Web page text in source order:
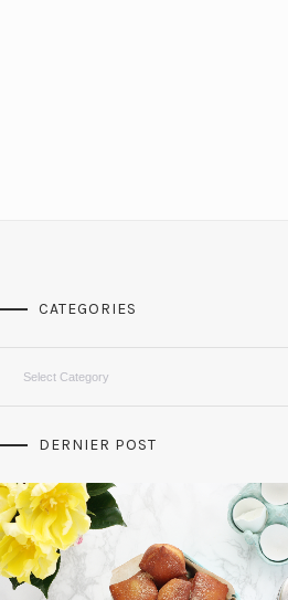
CATEGORIES
DERNIER POST